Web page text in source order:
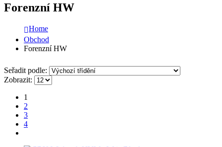
Forenzní HW
Home
Obchod
Forenzní HW
Seřadit podle:
Zobrazit:
1
2
3
4